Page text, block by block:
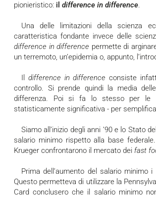
pionieristico: il difference in difference.
Una delle limitazioni della scienza economica risiede nell’impossibilità di fare esperimenti,
caratteristica fondante invece delle
difference in difference permette di
un terremoto, un’epidemia o, appunto,
difference in difference consiste
controllo. Si prende quindi la media
differenza. Poi si fa lo stesso per le
statisticamente significativa - per
Siamo all’inizio degli anni ’90 e lo Stato del New Jersey ha recentemente approvato un aumento del
salario minimo rispetto alla base
Krueger confrontarono il mercato dei fast
Prima dell’aumento del salario minimo i due Stati avevano una simile tendenza dell’occupazione.
Questo permetteva di utilizzare la
Card conclusero che il salario minimo